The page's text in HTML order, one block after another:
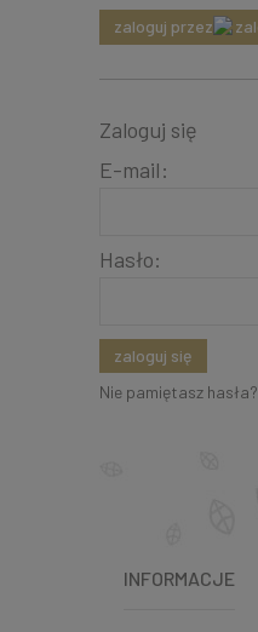
zaloguj przez
Zaloguj się
E-mail:
Hasło:
zaloguj się
Nie pamiętasz hasła?
INFORMACJE